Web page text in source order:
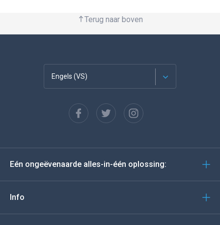
Terug naar boven
Engels (VS)
Español
Deutsch
Eén ongeëvenaarde alles-in-één oplossing:
Info